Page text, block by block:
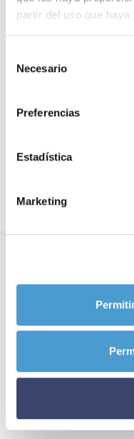
partir del uso que
de cookies
Necesario
Preferencias
Estadística
Marketing
04 JUNIO, 2020